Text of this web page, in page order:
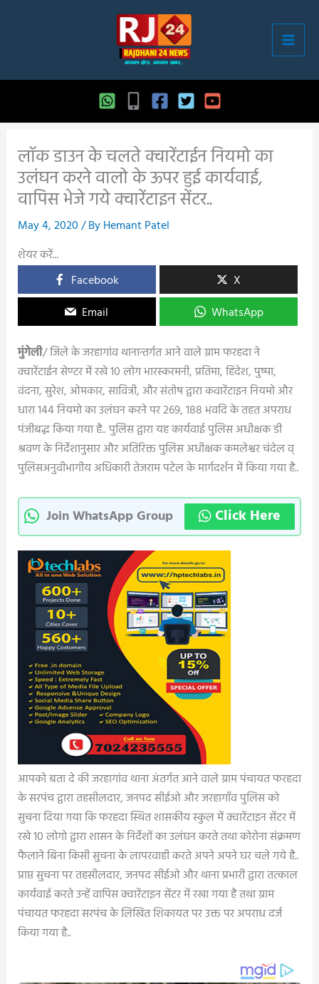
लॉक डाउन के चलते क्वारेंटाईन नियमो का
उलंघन करने वालो के ऊपर हुई कार्यवाई,
वापिस भेजे गये क्वारेंटाइन सेंटर..
May 4, 2020/ ByHemant Patel
शेयर करें...
Facebook
X
Email
WhatsApp
मुंगेली/ जिले के जरहागांव थानान्तर्गत आने वाले ग्राम फरहदा ने
क्वारेंटाईन सेण्टर में रखे 10 लोग भारस्करमनी, प्रतिमा, हिदेश, पुष्पा,
वंदना, सुरेश, ओमकार, सावित्री, और संतोष द्वारा कवारेंटाइन नियमो और
धारा 144 नियमो का उलंघन करने पर 269, 188 भवदि के तहत अपराध
पंजीबद्ध किया गया है.. पुलिस द्वारा यह कार्यवाई पुलिस अधीक्षक डी
श्रवण के निर्देशानुसार और अतिरिक्त पुलिस अधीक्षक कमलेश्वर चंदेल व्
पुलिसअनुवीभागीय अधिकारी तेजराम पटेल के मार्गदर्शन में किया गया है..
Join WhatsApp Group Click Here
आपको बता दे की जरहागांव थाना अंतर्गत आने वाले ग्राम पंचायत फरहदा
के सरपंच द्वारा तहसीलदार, जनपद सीईओ और जरहागाँव पुलिस को
सुचना दिया गया कि फरहदा स्थित शासकीय स्कुल में क्वारेंटाइन सेंटर में
रखे 10 लोगो द्वारा शासन के निर्देशों का उलंघन करते तथा कोरोना संक्रमण
फैलाने बिना किसी सुचना के लापरवाही करते अपने अपने घर चले गये है..
प्राप्त सुचना पर तहसीलदार, जनपद सीईओ और थाना प्रभारी द्वारा तत्काल
कार्यवाई करते उन्हें वापिस क्वारेंटाइन सेंटर में रखा गया है तथा ग्राम
पंचायत फरहदा सरपंच के लिखित शिकायत पर उक्त पर अपराध दर्ज
किया गया है..